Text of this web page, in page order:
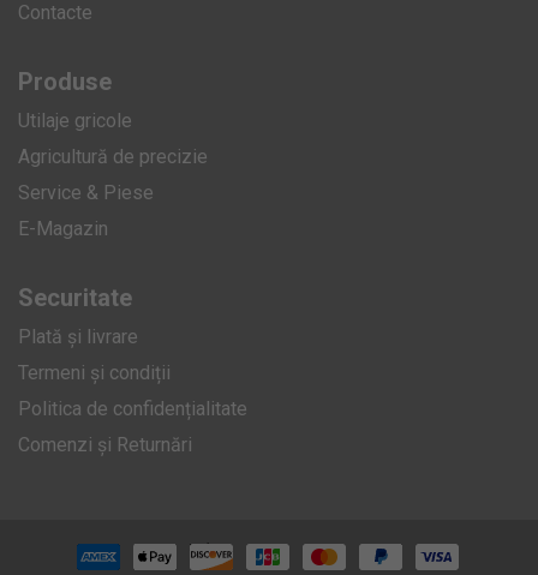
Contacte
Produse
Utilaje gricole
Agricultură de precizie
Service & Piese
E-Magazin
Securitate
Plată și livrare
Termeni și condiții
Politica de confidențialitate
Comenzi și Returnări